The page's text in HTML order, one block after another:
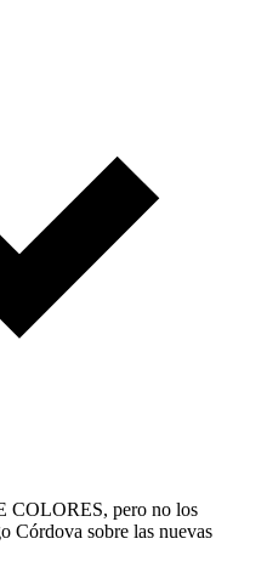
pero no los
Córdova sobre las nuevas